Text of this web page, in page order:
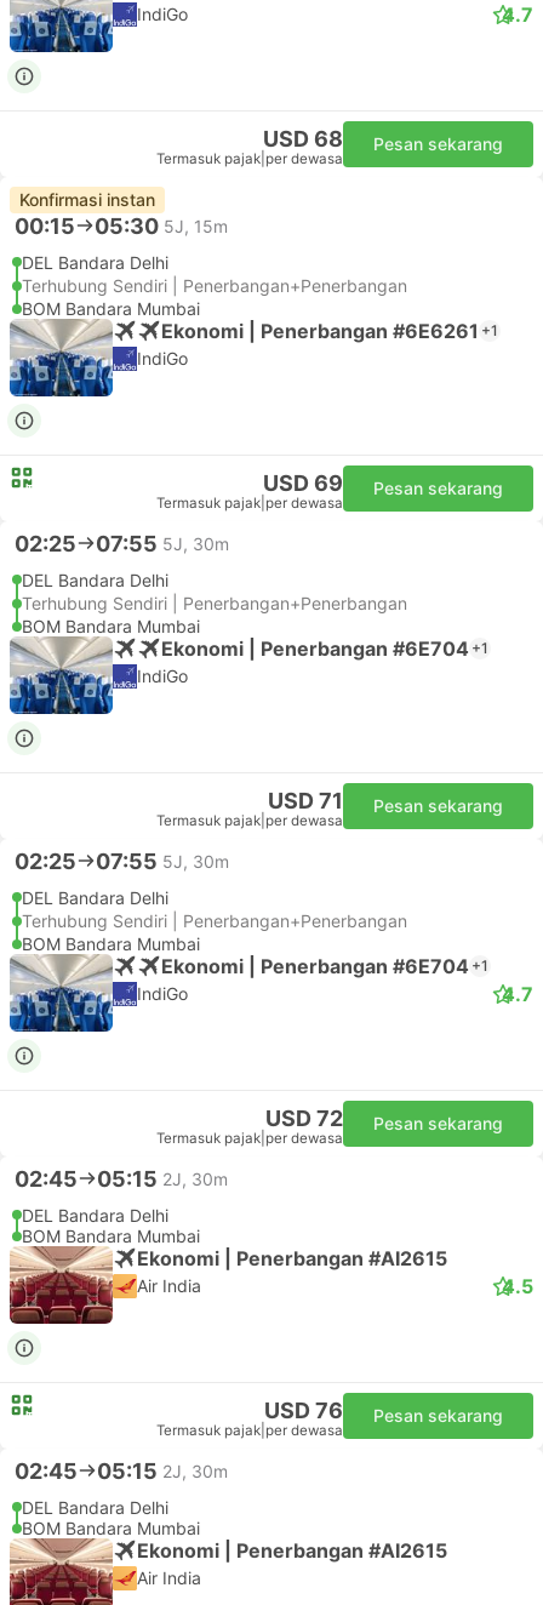
IndiGo 4.7
USD 68
Termasuk pajak per dewasa
Pesan sekarang
Konfirmasi instan
00:15 05:30 5J, 15m
DEL Bandara Delhi
Terhubung Sendiri | Penerbangan+Penerbangan
BOM Bandara Mumbai
Ekonomi | Penerbangan #6E6261 +1
IndiGo
USD 69
Termasuk pajak per dewasa
Pesan sekarang
02:25 07:55 5J, 30m
DEL Bandara Delhi
Terhubung Sendiri | Penerbangan+Penerbangan
BOM Bandara Mumbai
Ekonomi | Penerbangan #6E704 +1
IndiGo
USD 71
Termasuk pajak per dewasa
Pesan sekarang
02:25 07:55 5J, 30m
DEL Bandara Delhi
Terhubung Sendiri | Penerbangan+Penerbangan
BOM Bandara Mumbai
Ekonomi | Penerbangan #6E704 +1
IndiGo 4.7
USD 72
Termasuk pajak per dewasa
Pesan sekarang
02:45 05:15 2J, 30m
DEL Bandara Delhi
BOM Bandara Mumbai
Ekonomi | Penerbangan #AI2615
Air India 4.5
USD 76
Termasuk pajak per dewasa
Pesan sekarang
02:45 05:15 2J, 30m
DEL Bandara Delhi
BOM Bandara Mumbai
Ekonomi | Penerbangan #AI2615
Air India